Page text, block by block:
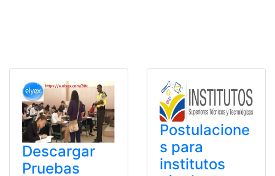
Descargar
Pruebas
Postulacione
s para
institutos